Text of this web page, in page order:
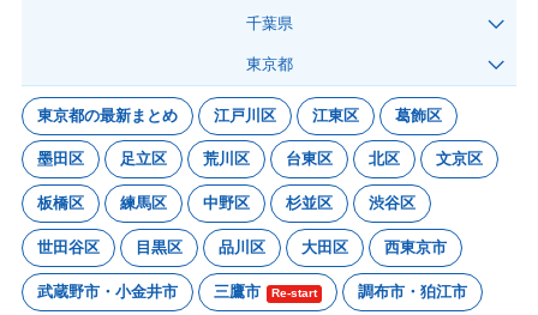
千葉県
東京都
東京都の最新まとめ 江戸川区 江東区 葛飾区
墨田区 足立区 荒川区 台東区 北区 文京区
板橋区 練馬区 中野区 杉並区 渋谷区
世田谷区 目黒区 品川区 大田区 西東京市
武蔵野市・小金井市 三鷹市 Re-start 調布市・狛江市